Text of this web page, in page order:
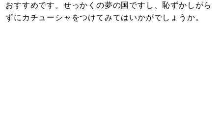
おすすめです。せっかくの夢の国ですし、恥ずかしがら
ずにカチューシャをつけてみてはいかがでしょうか。